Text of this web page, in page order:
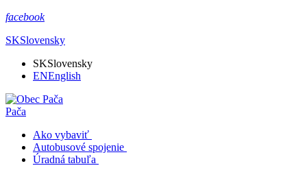
facebook
SKSlovensky
SKSlovensky
ENEnglish
Pača
Ako vybaviť
Autobusové spojenie
Úradná tabuľa